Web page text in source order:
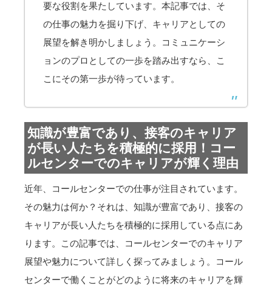
要な役割を果たしています。本記事では、そ
の仕事の魅力を掘り下げ、キャリアとしての
展望を解き明かしましょう。コミュニケーシ
ョンのプロとしての一歩を踏み出すなら、こ
こにその第一歩が待っています。
知識が豊富であり、接客のキャリア
が長い人たちを積極的に採用！コー
ルセンターでのキャリアが輝く理由
近年、コールセンターでの仕事が注目されています。
その魅力は何か？それは、知識が豊富であり、接客の
キャリアが長い人たちを積極的に採用している点にあ
ります。この記事では、コールセンターでのキャリア
展望や魅力について詳しく探ってみましょう。コール
センターで働くことがどのように将来のキャリアを輝